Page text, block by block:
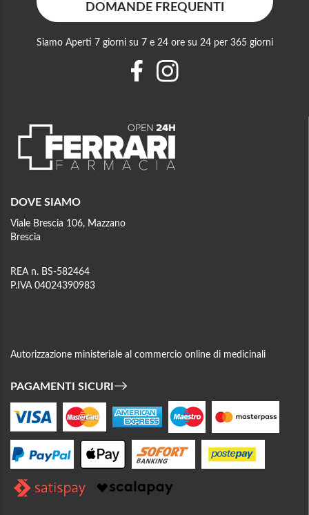
DOVE SIAMO
Viale Brescia 106, Mazzano
Brescia
REA n. BS-582464
P.IVA 04024390983
Autorizzazione ministeriale al commercio online di medicinali
PAGAMENTI SICURI
DOMANDE FREQUENTI
Siamo Aperti 7 giorni su 7 e 24 ore su 24 per 365 giorni